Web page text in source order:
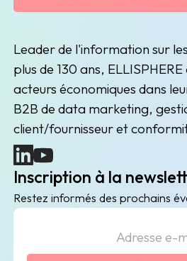
Leader de l'information sur
plus de 130 ans,
acteurs économiques dans
B2B de data marketing,
client/fournisseur et
(nouvelle fenêtre)
(nouvelle fenêtre)
Inscription à la
Restez informés des prochains